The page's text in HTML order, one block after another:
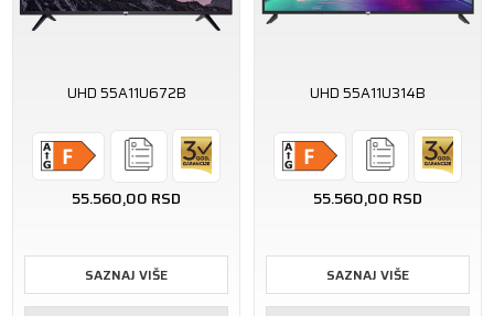
UHD 55A11U672B
55.560,00 RSD
SAZNAJ VIŠE
UHD 55A11U314B
55.560,00 RSD
SAZNAJ VIŠE